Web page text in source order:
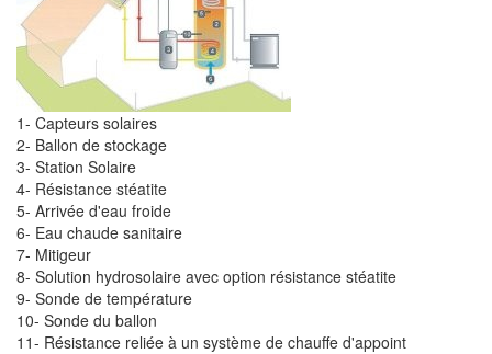
1- Capteurs solaires
2- Ballon de stockage
3- Station Solaire
4- Résistance stéatite
5- Arrivée d'eau froide
6- Eau chaude sanitaire
7- Mitigeur
8- Solution hydrosolaire avec option résistance stéatite
9- Sonde de température
10- Sonde du ballon
11- Résistance reliée à un système de chauffe d'appoint